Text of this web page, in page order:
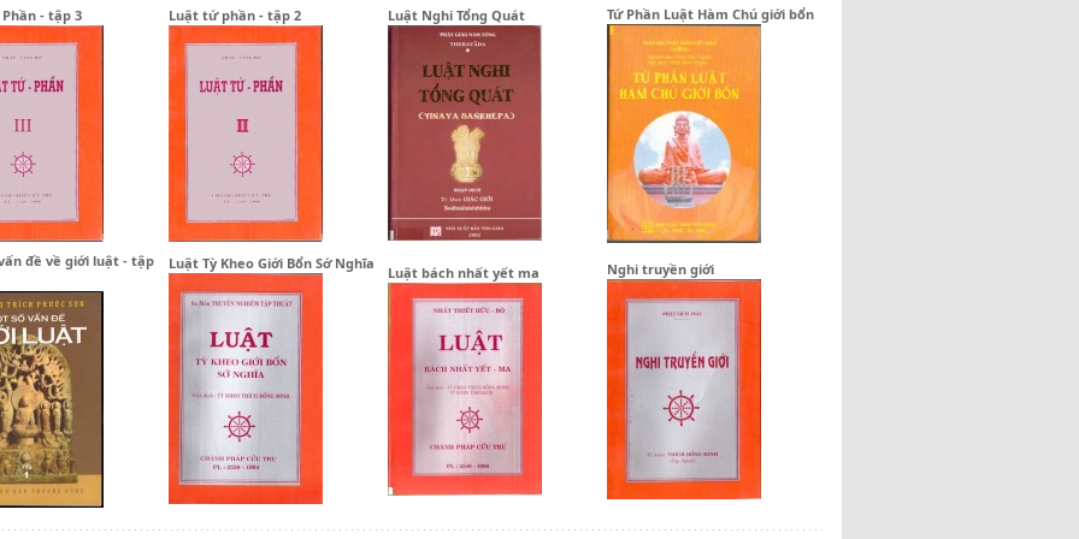
- tập 3 Luật tứ phần - tập 2 Luật Nghi Tổng Quát Tứ Phần Luật Hàm Chú giới bổn
đề về giới luật - tập Luật Tỳ Kheo Giới Bổn Sớ Nghĩa
Luật bách nhất yết ma Nghi truyền giới